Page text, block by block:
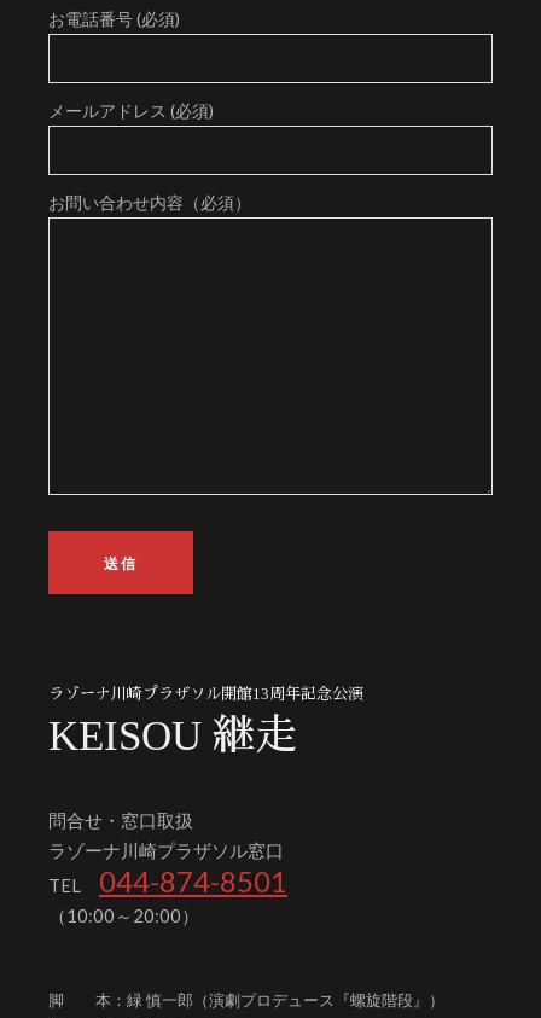
お電話番号 (必須)
メールアドレス (必須)
お問い合わせ内容（必須）
ラゾーナ川崎プラザソル開館13周年記念公演
KEISOU 継走
問合せ・窓口取扱
ラゾーナ川崎プラザソル窓口
TEL 044-874-8501
（10:00～20:00）
脚 本：緑 慎一郎（演劇プロデュース『螺旋階段』）